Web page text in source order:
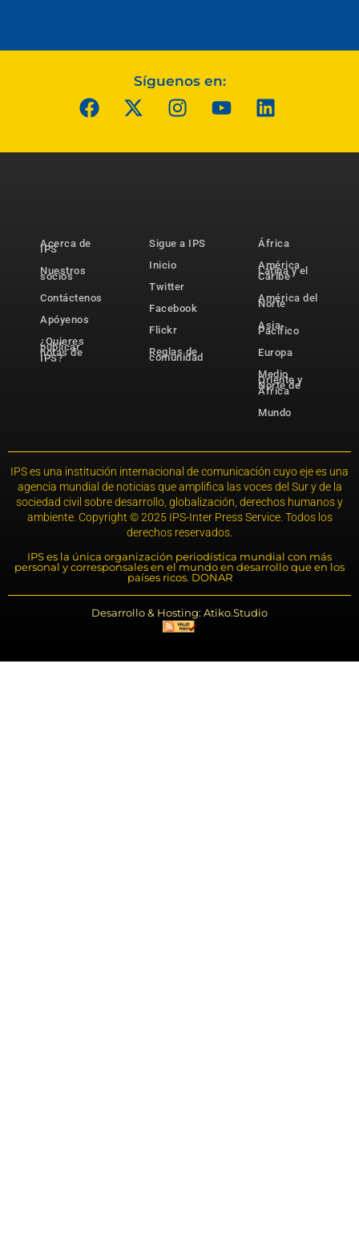
Síguenos en:
Acerca de
IPS
Nuestros
socios
Contáctenos
Apóyenos
¿Quieres
publicar
notas de
IPS?
Sigue a IPS
Inicio
Twitter
Facebook
Flickr
Reglas de
comunidad
África
América
Latina y el
Caribe
América del
Norte
Asia-
Pacífico
Europa
Medio
Oriente y
Norte de
África
Mundo
IPS es una institución internacional de comunicación cuyo eje es una
agencia mundial de noticias que amplifica las voces del Sur y de la
sociedad civil sobre desarrollo, globalización, derechos humanos y
ambiente. Copyright © 2025 IPS-Inter Press Service. Todos los
derechos reservados.
IPS es la única organización periodística mundial con más
personal y corresponsales en el mundo en desarrollo que en los
países ricos. DONAR
Desarrollo & Hosting: Atiko.Studio